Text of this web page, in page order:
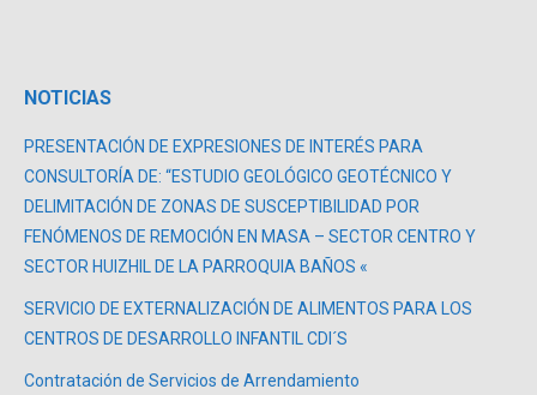
NOTICIAS
PRESENTACIÓN DE EXPRESIONES DE INTERÉS PARA
CONSULTORÍA DE: “ESTUDIO GEOLÓGICO GEOTÉCNICO Y
DELIMITACIÓN DE ZONAS DE SUSCEPTIBILIDAD POR
FENÓMENOS DE REMOCIÓN EN MASA – SECTOR CENTRO Y
SECTOR HUIZHIL DE LA PARROQUIA BAÑOS «
SERVICIO DE EXTERNALIZACIÓN DE ALIMENTOS PARA LOS
CENTROS DE DESARROLLO INFANTIL CDI´S
Contratación de Servicios de Arrendamiento